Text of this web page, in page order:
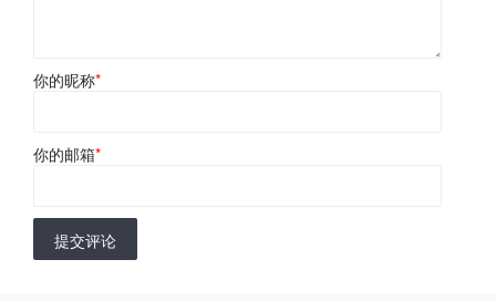
你的昵称*
你的邮箱*
提交评论